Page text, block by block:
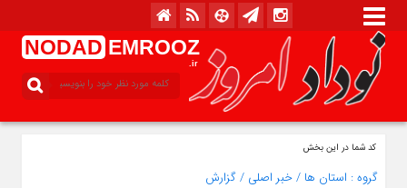
NODAD EMROOZ
.ir
کد شما در این بخش
گروه : استان ها /خبر اصلی /گزارش